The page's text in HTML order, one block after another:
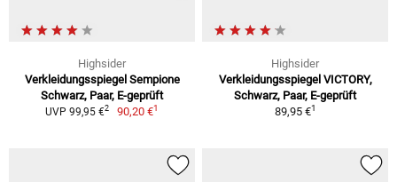
Highsider
Verkleidungsspiegel Sempione
Schwarz, Paar, E-geprüft
UVP 99,95 €2 90,20 €1
Highsider
Verkleidungsspiegel VICTORY,
Schwarz, Paar, E-geprüft
89,95 €1